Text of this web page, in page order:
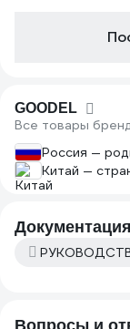
GOODEL
Все товары
Россия —
Китай —
Документация
Вопросы и